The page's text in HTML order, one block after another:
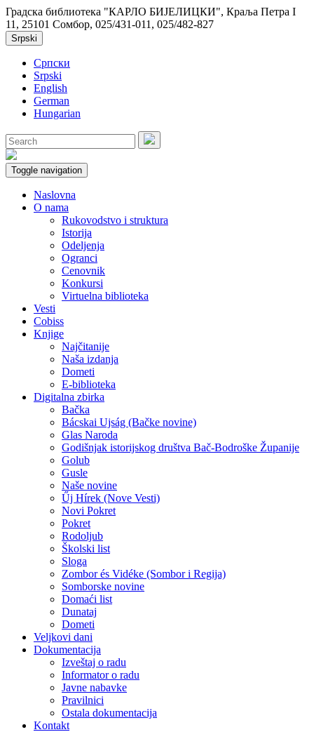
Градска библиотека "КАРЛО БИЈЕЛИЦКИ", Краља Петра I
11, 25101 Сомбор, 025/431-011, 025/482-827
Srpski
Српски
Srpski
English
German
Hungarian
Toggle navigation
Naslovna
O nama
Rukovodstvo i struktura
Istorija
Odeljenja
Ogranci
Cenovnik
Konkursi
Virtuelna biblioteka
Vesti
Cobiss
Knjige
Najčitanije
Naša izdanja
Dometi
E-biblioteka
Digitalna zbirka
Bačka
Bácskai Ujság (Bačke novine)
Glas Naroda
Godišnjak istorijskog društva Bač-Bodroške Županije
Golub
Gusle
Naše novine
Űj Hírek (Nove Vesti)
Novi Pokret
Pokret
Rodoljub
Školski list
Sloga
Zombor és Vidéke (Sombor i Regija)
Somborske novine
Domaći list
Dunataj
Dometi
Veljkovi dani
Dokumentacija
Izveštaj o radu
Informator o radu
Javne nabavke
Pravilnici
Ostala dokumentacija
Kontakt